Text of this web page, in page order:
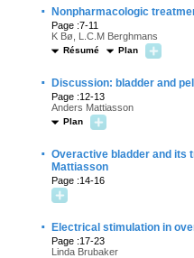
· Nonpharmacologic
Page :7-11
K Bø, L.C.M Berghmans
Résumé Plan
· Discussion: bladder and
Page :12-13
Anders Mattiasson
Plan
· Overactive bladder and its
Mattiasson
Page :14-16
· Electrical stimulation in
Page :17-23
Linda Brubaker